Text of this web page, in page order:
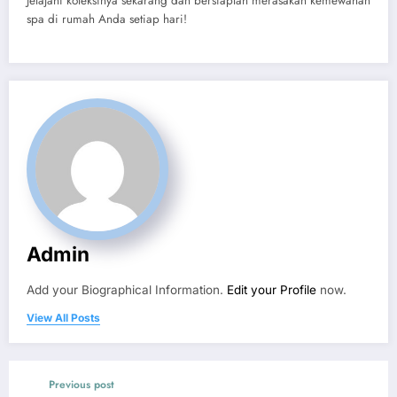
spa di rumah Anda setiap hari!
Admin
Add your Biographical Information. Edit your Profile now.
View All Posts
Previous post